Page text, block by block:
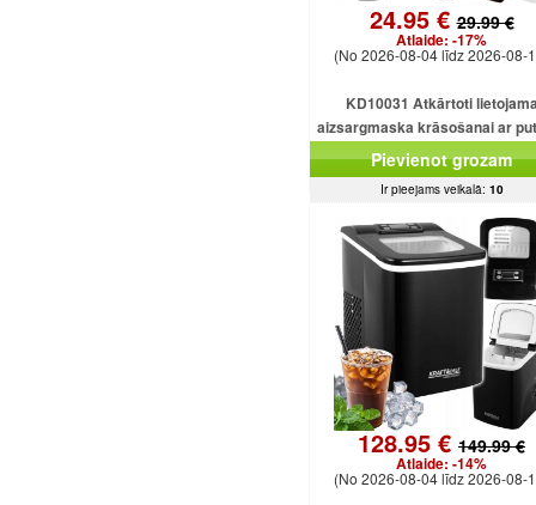
24.95 €29.99 €
Atlaide: -17%
(No 2026-08-04 līdz 2026-08-
KD10031 Atkārtoti
aizsargmaska ​​krāsošanai ar
filtru.
Pievienot grozam
Ir pieejams veikalā: 10
128.95 € 149.99 €
Atlaide: -14%
(No 2026-08-04 līdz 2026-08-